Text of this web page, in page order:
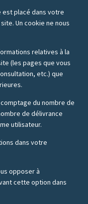
est placé dans votre
Un cookie ne nous
relatives à la
(les pages que vous
etc.) que
du nombre de
de délivrance
utilisateur.
dans votre
opposer à
cette option dans